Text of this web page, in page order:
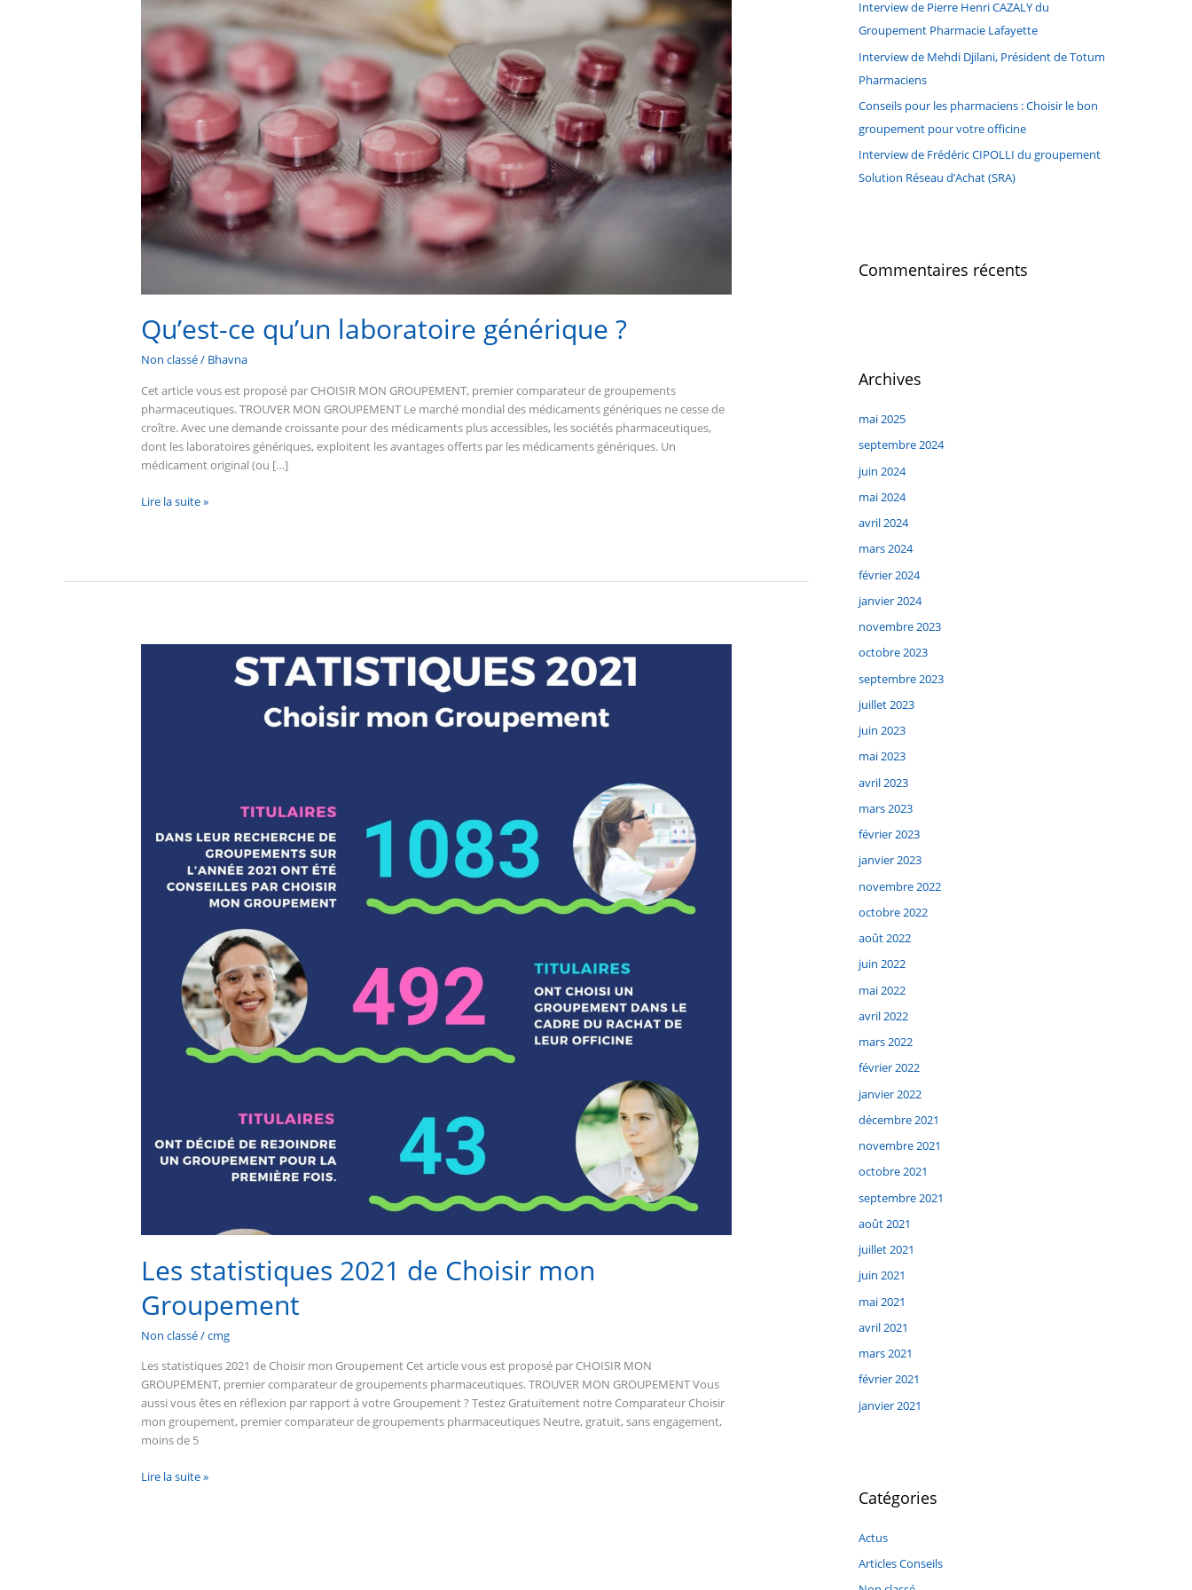
Qu’est-ce qu’un laboratoire générique ?
Non classé/ Bhavna
Cet article vous est proposé par CHOISIR MON GROUPEMENT, premier comparateur de groupements
pharmaceutiques. TROUVER MON GROUPEMENT Le marché mondial des médicaments génériques ne cesse de
croître. Avec une demande croissante pour des médicaments plus accessibles, les sociétés pharmaceutiques,
dont les laboratoires génériques, exploitent les avantages offerts par les médicaments génériques. Un
médicament original (ou […]
Lire la suite »
Les statistiques 2021 de Choisir mon
Groupement
Non classé/cmg
Les statistiques 2021 de Choisir mon Groupement Cet article vous est proposé par CHOISIR MON
GROUPEMENT, premier comparateur de groupements pharmaceutiques. TROUVER MON GROUPEMENT Vous
aussi vous êtes en réflexion par rapport à votre Groupement ? Testez Gratuitement notre Comparateur Choisir
mon groupement, premier comparateur de groupements pharmaceutiques Neutre, gratuit, sans engagement,
moins de 5
Lire la suite »
r
:
Interview de Pierre Henri CAZALY du
Groupement Pharmacie Lafayette
Interview de Mehdi Djilani, Président de Totum
Pharmaciens
Conseils pour les pharmaciens : Choisir le bon
groupement pour votre officine
Interview de Frédéric CIPOLLI du groupement
Solution Réseau d’Achat (SRA)
Commentaires récents
Archives
mai 2025
septembre 2024
juin 2024
mai 2024
avril 2024
mars 2024
février 2024
janvier 2024
novembre 2023
octobre 2023
septembre 2023
juillet 2023
juin 2023
mai 2023
avril 2023
mars 2023
février 2023
janvier 2023
novembre 2022
octobre 2022
août 2022
juin 2022
mai 2022
avril 2022
mars 2022
février 2022
janvier 2022
décembre 2021
novembre 2021
octobre 2021
septembre 2021
août 2021
juillet 2021
juin 2021
mai 2021
avril 2021
mars 2021
février 2021
janvier 2021
Catégories
Actus
Articles Conseils